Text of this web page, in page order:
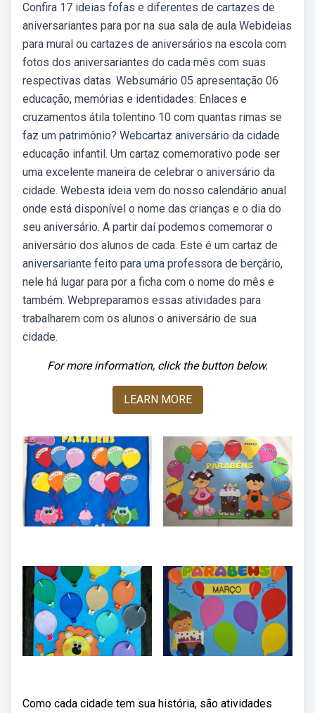
Confira 17 ideias fofas e diferentes de cartazes de
aniversariantes para por na sua sala de aula Webideias
para mural ou cartazes de aniversários na escola com
fotos dos aniversariantes do cada mês com suas
respectivas datas. Websumário 05 apresentação 06
educação, memórias e identidades: Enlaces e
cruzamentos átila tolentino 10 com quantas rimas se
faz um patrimônio? Webcartaz aniversário da cidade
educação infantil. Um cartaz comemorativo pode ser
uma excelente maneira de celebrar o aniversário da
cidade. Webesta ideia vem do nosso calendário anual
onde está disponível o nome das crianças e o dia do
seu aniversário. A partir daí podemos comemorar o
aniversário dos alunos de cada. Este é um cartaz de
aniversariante feito para uma professora de berçário,
nele há lugar para por a ficha com o nome do mês e
também. Webpreparamos essas atividades para
trabalharem com os alunos o aniversário de sua
cidade.
For more information, click the button below.
LEARN MORE
Como cada cidade tem sua história, são atividades